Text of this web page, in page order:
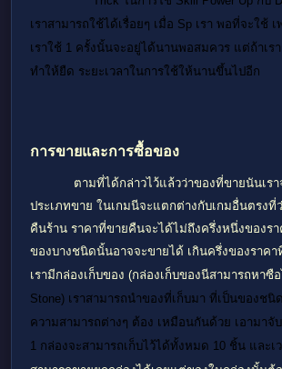
เราสามารถใช้ได้เรื่อยๆ เมื่อ Sp เรา พอที่จะใช้
เราใช้ 1 ครั้งนั้นจะอยู่ได้นานพอสมควร แต่ถ้าเร
ทำให้ยืด ระยะเวลาในการใช้ให้นานขึ้นไปอีก
การขายและการซื้อของ
ตามที่ได้กล่าวไว้แล้วว่าของที่ขายนันเร
ประเภทขาย ในเกมนีจะแตกต่างกับเกมอื่นตรงที่
คืนร้าน ราคาที่ขายคืนจะได้ไม่ถึงครึ่งหนึ่งของร
ของบางชนิดนั้นอาจจะขายได้ เกินครึ่งของราค
เรามีกล่องเก็บของ (กล่องเก็บของนีสามารถหาซื
Stone) เราสามารถนำของที่เก็บมา ที่เป็นของชนิ
ความสามารถต่างๆ ต้อง เหมือนกันด้วย เอามาจั
1 กล่องจะสามารถเก็บไว้ได้ทั้งหมด 10 ชิ้น และเ